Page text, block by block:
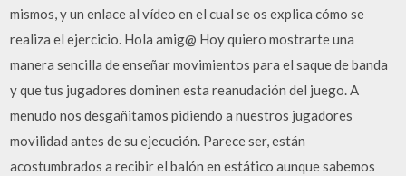
mismos, y un enlace al vídeo en el cual se os explica cómo se
realiza el ejercicio. Hola amig@ Hoy quiero mostrarte una
manera sencilla de enseñar movimientos para el saque de banda
y que tus jugadores dominen esta reanudación del juego. A
menudo nos desgañitamos pidiendo a nuestros jugadores
movilidad antes de su ejecución. Parece ser, están
acostumbrados a recibir el balón en estático aunque sabemos